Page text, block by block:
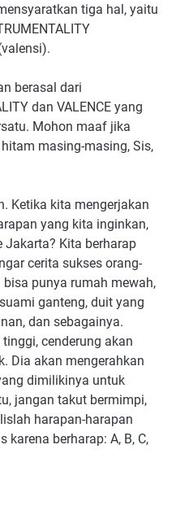
tiga hal, yaitu
berasal dari
dan VALENCE yang
Mohon maaf jika
masing-masing, Sis,
Ketika kita mengerjakan
yang kita inginkan,
Jakarta? Kita berharap
cerita sukses orang-
punya rumah mewah,
ganteng, duit yang
dan sebagainya.
cenderung akan
Dia akan mengerahkan
dimilikinya untuk
jangan takut bermimpi,
harapan-harapan
berharap: A, B, C,